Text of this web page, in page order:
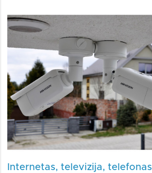
Internetas, televizija, telefonas